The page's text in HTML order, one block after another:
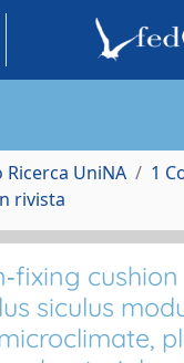
Ricerca UniNA
1
rivista
cushion
siculus